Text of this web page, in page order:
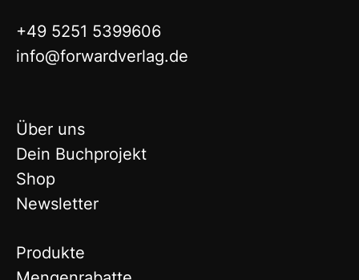
+49 5251 5399606
info@forwardverlag.de
Über uns
Dein Buchprojekt
Shop
Newsletter
Produkte